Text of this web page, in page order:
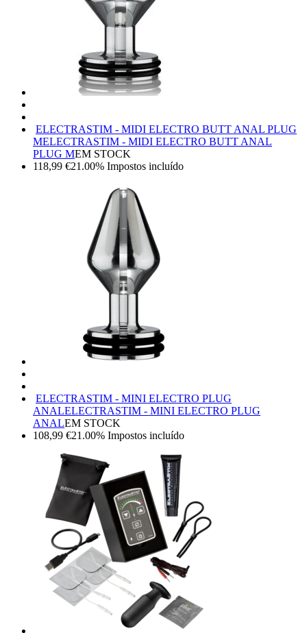
ELECTRASTIM - MIDI ELECTRO BUTT ANAL PLUG
MELECTRASTIM - MIDI ELECTRO BUTT ANAL
PLUG MEM STOCK
118,99 €21.00% Impostos incluído
ELECTRASTIM - MINI ELECTRO PLUG
ANALELECTRASTIM - MINI ELECTRO PLUG
ANALEM STOCK
108,99 €21.00% Impostos incluído